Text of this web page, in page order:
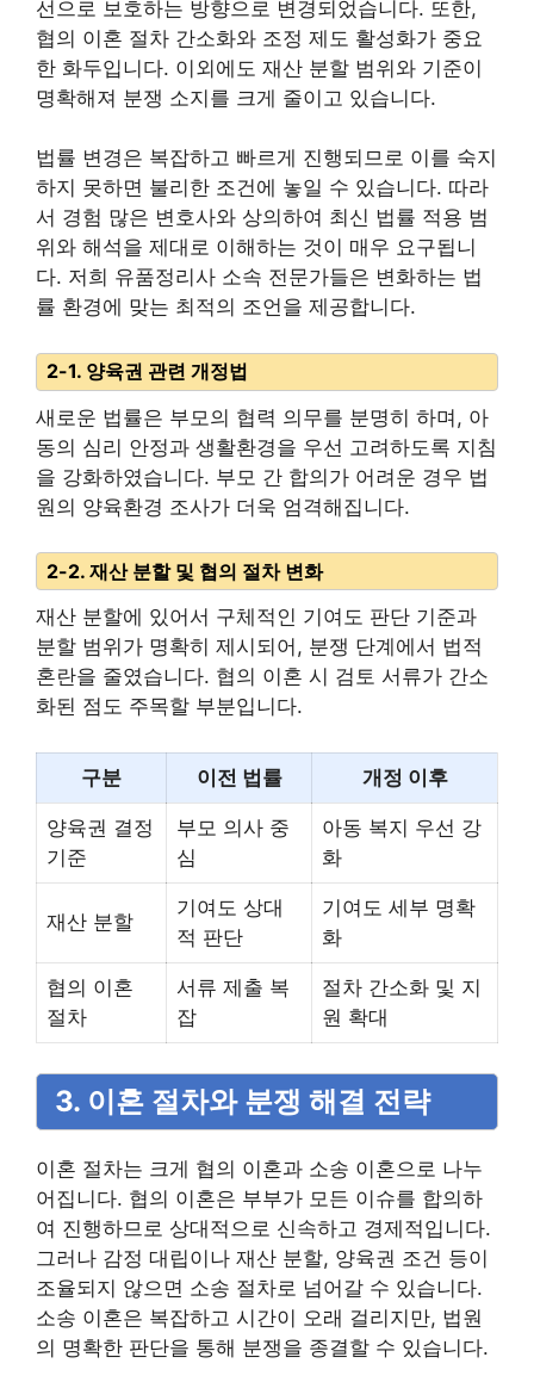
선으로 보호하는 방향으로 변경되었습니다. 또한,
협의 이혼 절차 간소화와 조정 제도 활성화가 중요
한 화두입니다. 이외에도 재산 분할 범위와 기준이
명확해져 분쟁 소지를 크게 줄이고 있습니다.
법률 변경은 복잡하고 빠르게 진행되므로 이를 숙지
하지 못하면 불리한 조건에 놓일 수 있습니다. 따라
서 경험 많은 변호사와 상의하여 최신 법률 적용 범
위와 해석을 제대로 이해하는 것이 매우 요구됩니
다. 저희 유품정리사 소속 전문가들은 변화하는 법
률 환경에 맞는 최적의 조언을 제공합니다.
2-1. 양육권 관련 개정법
새로운 법률은 부모의 협력 의무를 분명히 하며, 아
동의 심리 안정과 생활환경을 우선 고려하도록 지침
을 강화하였습니다. 부모 간 합의가 어려운 경우 법
원의 양육환경 조사가 더욱 엄격해집니다.
2-2. 재산 분할 및 협의 절차 변화
재산 분할에 있어서 구체적인 기여도 판단 기준과
분할 범위가 명확히 제시되어, 분쟁 단계에서 법적
혼란을 줄였습니다. 협의 이혼 시 검토 서류가 간소
화된 점도 주목할 부분입니다.
구분 이전 법률 개정 이후
양육권 결정
기준
부모 의사 중
심
아동 복지 우선 강
화
재산 분할
기여도 상대
적 판단
기여도 세부 명확
화
협의 이혼
절차
서류 제출 복
잡
절차 간소화 및 지
원 확대
3. 이혼 절차와 분쟁 해결 전략
이혼 절차는 크게 협의 이혼과 소송 이혼으로 나누
어집니다. 협의 이혼은 부부가 모든 이슈를 합의하
여 진행하므로 상대적으로 신속하고 경제적입니다.
그러나 감정 대립이나 재산 분할, 양육권 조건 등이
조율되지 않으면 소송 절차로 넘어갈 수 있습니다.
소송 이혼은 복잡하고 시간이 오래 걸리지만, 법원
의 명확한 판단을 통해 분쟁을 종결할 수 있습니다.